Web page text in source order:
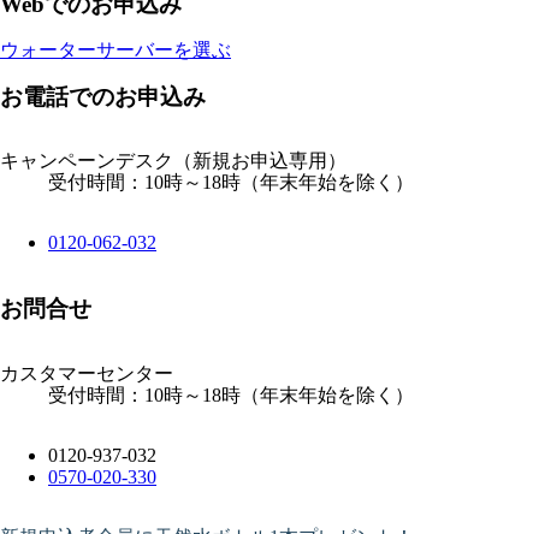
ウォーターサーバーを選ぶ
お電話でのお申込み
キャンペーンデスク
（新規お申込専用）
受付時間：10時～18時（年末年始を除く）
0120-062-032
お問合せ
カスタマーセンター
受付時間：10時～18時（年末年始を除く）
0120-937-032
0570-020-330